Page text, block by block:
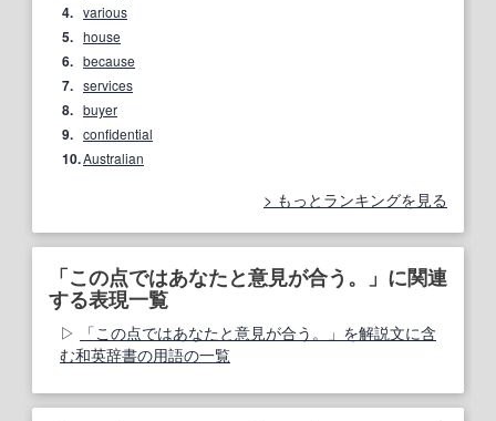
4. various
5. house
6. because
7. services
8. buyer
9. confidential
10.Australian
もっとランキングを見る
「この点ではあなたと意見が合う。」に関連
する表現一覧
「この点ではあなたと意見が合う。」を解説文に含
む和英辞書の用語の一覧